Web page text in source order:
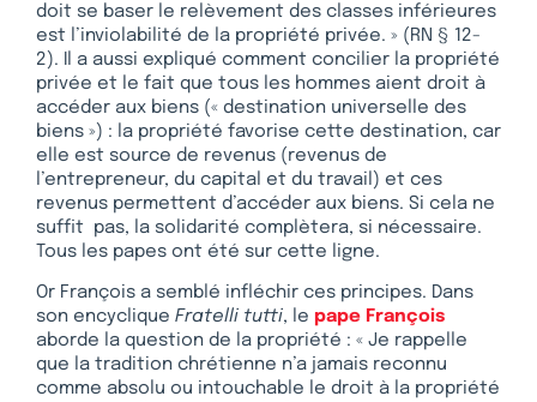
doit se baser le relèvement des classes inférieures
est l’inviolabilité de la propriété privée. » (RN § 12-
2). Il a aussi expliqué comment concilier la propriété
privée et le fait que tous les hommes aient droit à
accéder aux biens (« destination universelle des
biens ») : la propriété favorise cette destination, car
elle est source de revenus (revenus de
l’entrepreneur, du capital et du travail) et ces
revenus permettent d’accéder aux biens. Si cela ne
suffit pas, la solidarité complètera, si nécessaire.
Tous les papes ont été sur cette ligne.
Or François a semblé infléchir ces principes. Dans
son encyclique Fratelli tutti, le pape François
aborde la question de la propriété : « Je rappelle
que la tradition chrétienne n’a jamais reconnu
comme absolu ou intouchable le droit à la propriété